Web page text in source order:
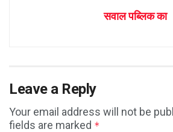
सवाल पब्लिक का
Leave a Reply
Your email address will not be
fields are marked *